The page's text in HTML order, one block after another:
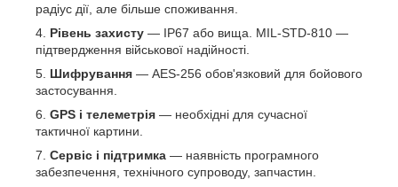
радіус дії, але більше споживання.
Рівень захисту — IP67 або вища. MIL-STD-810 —
підтвердження військової надійності.
Шифрування — AES-256 обов'язковий для бойового
застосування.
GPS і телеметрія — необхідні для сучасної
тактичної картини.
Сервіс і підтримка — наявність програмного
забезпечення, технічного супроводу, запчастин.